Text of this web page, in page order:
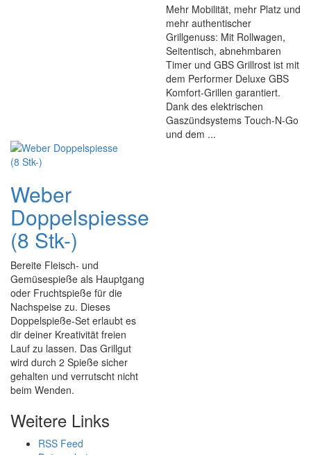
Mehr Mobilität, mehr Platz und
mehr authentischer
Grillgenuss: Mit Rollwagen,
Seitentisch, abnehmbaren
Timer und GBS Grillrost ist mit
dem Performer Deluxe GBS
Komfort-Grillen garantiert.
Dank des elektrischen
Gaszündsystems Touch-N-Go
und dem ...
Weber
Doppelspiesse
(8 Stk-)
Bereite Fleisch- und
Gemüsespieße als Hauptgang
oder Fruchtspieße für die
Nachspeise zu. Dieses
Doppelspieße-Set erlaubt es
dir deiner Kreativität freien
Lauf zu lassen. Das Grillgut
wird durch 2 Spieße sicher
gehalten und verrutscht nicht
beim Wenden.
Weitere Links
RSS Feed